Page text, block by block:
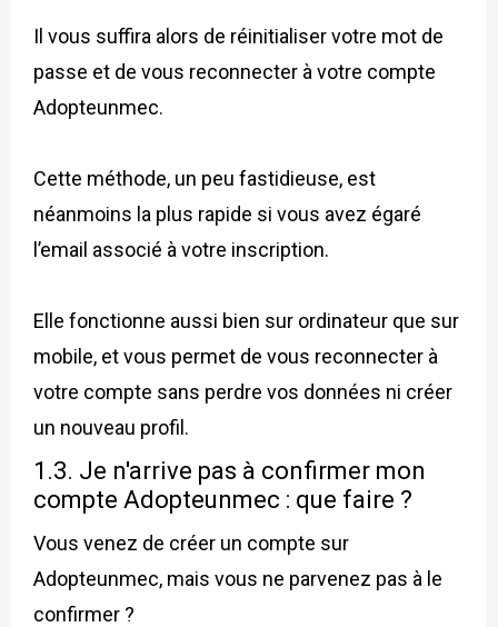
Il vous suffira alors de réinitialiser votre mot de
passe et de vous reconnecter à votre compte
Adopteunmec.
Cette méthode, un peu fastidieuse, est
néanmoins la plus rapide si vous avez égaré
l’email associé à votre inscription.
Elle fonctionne aussi bien sur ordinateur que sur
mobile, et vous permet de vous reconnecter à
votre compte sans perdre vos données ni créer
un nouveau profil.
1.3. Je n'arrive pas à confirmer mon
compte Adopteunmec : que faire ?
Vous venez de créer un compte sur
Adopteunmec, mais vous ne parvenez pas à le
confirmer ?